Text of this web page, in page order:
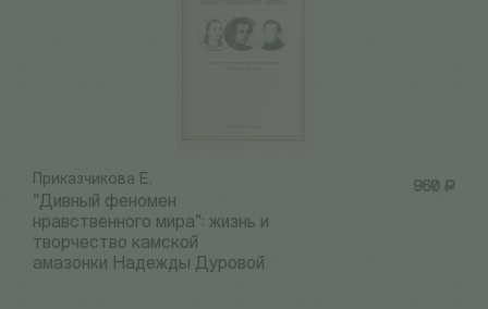
960 Р
Приказчикова Е.
"Дивный феномен
нравственного мира": жизнь и
творчество камской
амазонки Надежды Дуровой